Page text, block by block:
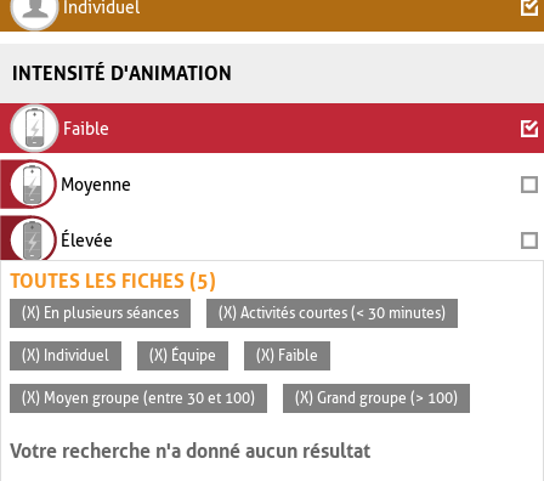
Individuel
INTENSITÉ D'ANIMATION
Faible
Moyenne
Élevée
TOUTES LES FICHES (5)
(X) En plusieurs séances (X) Activités courtes (< 30 minutes)
(X) Individuel (X) Équipe (X) Faible
(X) Moyen groupe (entre 30 et 100) (X) Grand groupe (> 100)
Votre recherche n'a donné aucun résultat